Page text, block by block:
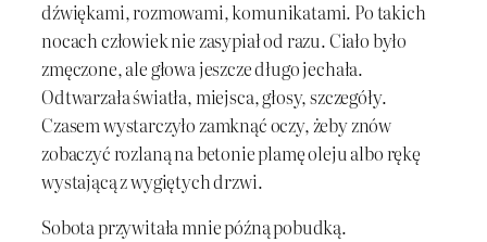
dźwiękami, rozmowami, komunikatami. Po takich
nocach człowiek nie zasypiał od razu. Ciało było
zmęczone, ale głowa jeszcze długo jechała.
Odtwarzała światła, miejsca, głosy, szczegóły.
Czasem wystarczyło zamknąć oczy, żeby znów
zobaczyć rozlaną na betonie plamę oleju albo rękę
wystającą z wygiętych drzwi.
Sobota przywitała mnie późną pobudką.